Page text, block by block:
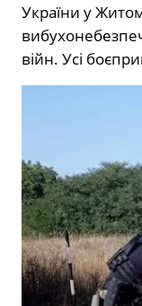
України у
війн. Усі